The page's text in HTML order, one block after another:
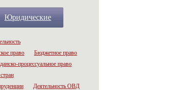
Юридические
право
Бюджетное право
процессуальное право
Деятельность ОВД